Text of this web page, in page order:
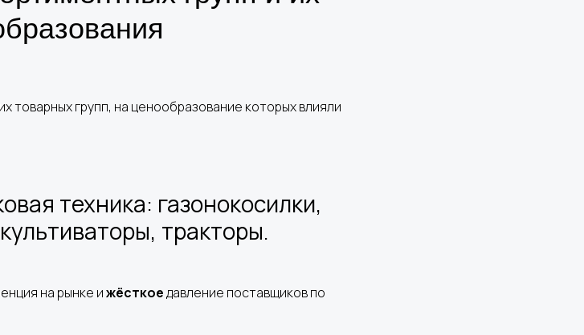
товарных групп, на ценообразование которых влияли
техника: газонокосилки,
тракторы.
на рынке ижёсткоедавление поставщиков по